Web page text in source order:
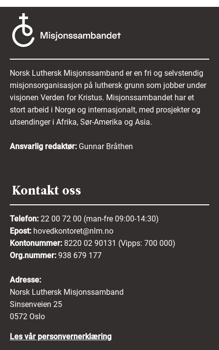
Norsk Luthersk Misjonssamband er en fri og selvstendig
misjonsorganisasjon på luthersk grunn som jobber under
visjonen Verden for Kristus. Misjonssambandet har et
stort arbeid i Norge og internasjonalt, med prosjekter og
utsendinger i Afrika, Sør-Amerika og Asia.
Ansvarlig redaktør: Gunnar Bråthen
Kontakt oss
Telefon: 22 00 72 00 (man-fre 09:00-14:30)
Epost: hovedkontoret@nlm.no
Kontonummer: 8220 02 90131 (Vipps: 700 000)
Org.nummer: 938 679 177
Adresse:
Norsk Luthersk Misjonssamband
Sinsenveien 25
0572 Oslo
Les vår personvernerklæring